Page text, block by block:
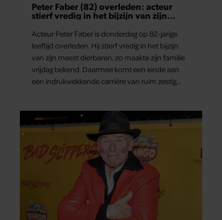
Peter Faber (82) overleden: acteur
stierf vredig in het bijzijn van zijn
Acteur Peter Faber is donderdag op 82-jarige
leeftijd overleden. Hij stierf vredig in het bijzijn
van zijn meest dierbaren, zo maakte zijn familie
vrijdag bekend. Daarmee komt een einde aan
een indrukwekkende carrière van ruim zestig